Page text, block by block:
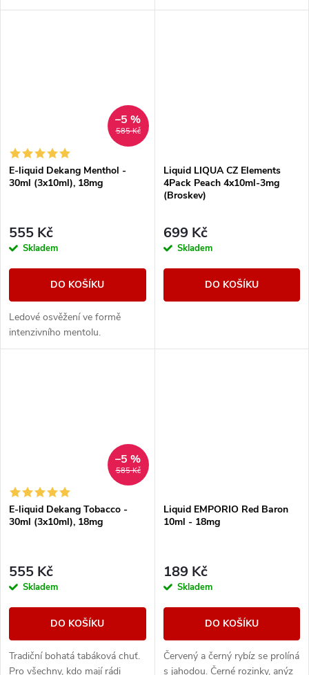
585 Kč
–5 %
E-liquid Dekang Menthol -
30ml (3x10ml), 18mg
555 Kč
Skladem
DO KOŠÍKU
Ledové osvěžení ve formě
intenzivního mentolu.
Liquid LIQUA CZ Elements
4Pack Peach 4x10ml-3mg
(Broskev)
699 Kč
Skladem
DO KOŠÍKU
585 Kč
–5 %
E-liquid Dekang Tobacco -
30ml (3x10ml), 18mg
555 Kč
Skladem
DO KOŠÍKU
Tradiční bohatá tabáková chuť.
Pro všechny, kdo mají rádi
Liquid EMPORIO Red Baron
10ml - 18mg
189 Kč
Skladem
DO KOŠÍKU
Červený a černý rybíz se prolíná
s jahodou. Černé rozinky, anýz